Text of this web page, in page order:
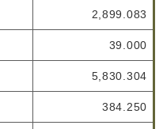
2,899.083
39.000
5,830.304
384.250